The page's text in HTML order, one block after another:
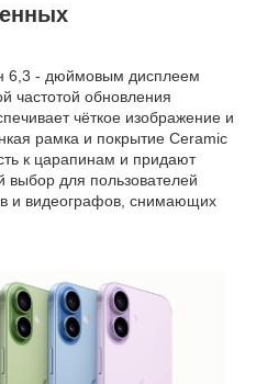
6,3 - дюймовым дисплеем
частотой обновления
чёткое изображение и
рамка и покрытие Ceramic
к царапинам и придают
выбор для пользователей
и видеографов, снимающих